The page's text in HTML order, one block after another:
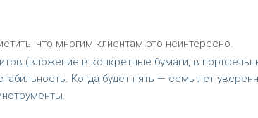
что многим клиентам это неинтересно.
(вложение в конкретные бумаги, в
Когда будет пять — семь лет